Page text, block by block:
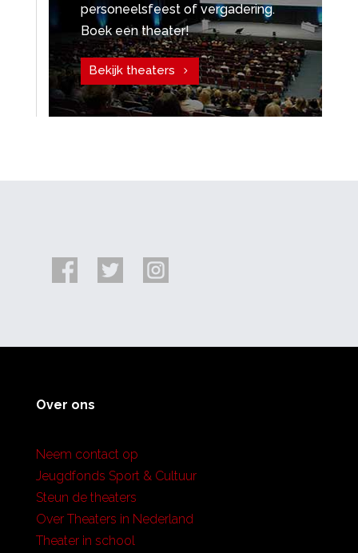
personeelsfeest of vergadering.
Boek een theater!
Bekijk theaters
Over ons
Neem contact op
Jeugdfonds Sport & Cultuur
Steun de theaters
Over Theaters in Nederland
Theater in school